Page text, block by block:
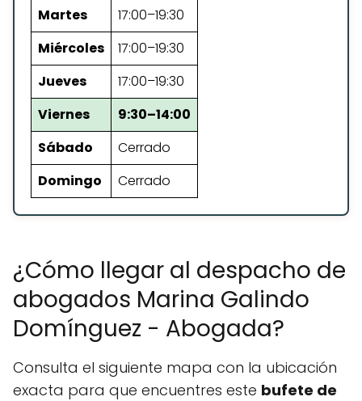
Martes
17:00–19:30
Miércoles
17:00–19:30
Jueves
17:00–19:30
Viernes
9:30–14:00
Sábado
Cerrado
Domingo
Cerrado
¿Cómo llegar al despacho de
abogados Marina Galindo
Domínguez - Abogada?
Consulta el siguiente mapa con la ubicación
exacta para que encuentres este bufete de